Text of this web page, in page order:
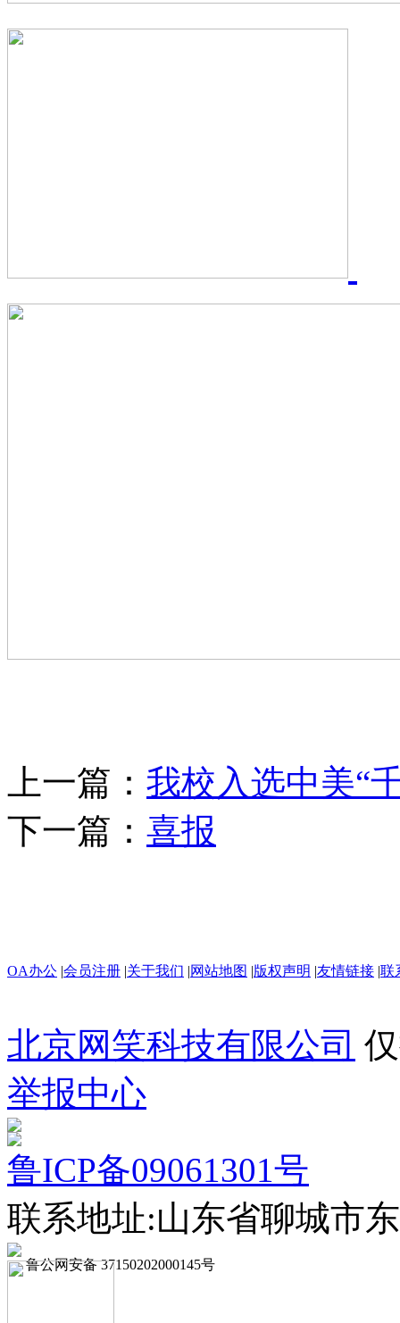
上一篇： 我校入选中美“
下一篇： 喜报
OA办公 |会员注册 |关于我们 |网站地图 |版权声明 |友情链接 |联
北京网笑科技有限公司
举报中心
鲁ICP备09061301号
联系地址:山东省聊城市
鲁公网安备 37150202000145号